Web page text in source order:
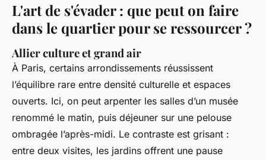
L'art de s'évader : que peut on faire
dans le quartier pour se ressourcer ?
Allier culture et grand air
À Paris, certains arrondissements réussissent
l’équilibre rare entre densité culturelle et espaces
ouverts. Ici, on peut arpenter les salles d’un musée
renommé le matin, puis déjeuner sur une pelouse
ombragée l’après-midi. Le contraste est grisant :
entre deux visites, les jardins offrent une pause